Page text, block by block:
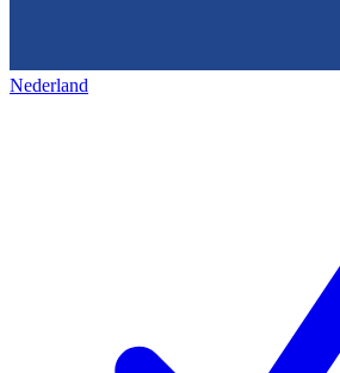
Nederland